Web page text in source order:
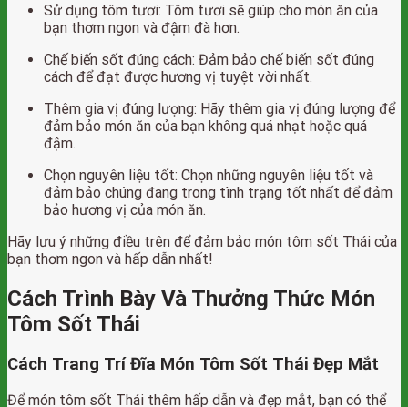
Sử dụng tôm tươi: Tôm tươi sẽ giúp cho món ăn của
bạn thơm ngon và đậm đà hơn.
Chế biến sốt đúng cách: Đảm bảo chế biến sốt đúng
cách để đạt được hương vị tuyệt vời nhất.
Thêm gia vị đúng lượng: Hãy thêm gia vị đúng lượng để
đảm bảo món ăn của bạn không quá nhạt hoặc quá
đậm.
Chọn nguyên liệu tốt: Chọn những nguyên liệu tốt và
đảm bảo chúng đang trong tình trạng tốt nhất để đảm
bảo hương vị của món ăn.
Hãy lưu ý những điều trên để đảm bảo món tôm sốt Thái của
bạn thơm ngon và hấp dẫn nhất!
Cách Trình Bày Và Thưởng Thức Món
Tôm Sốt Thái
Cách Trang Trí Đĩa Món Tôm Sốt Thái Đẹp Mắt
Để món tôm sốt Thái thêm hấp dẫn và đẹp mắt, bạn có thể